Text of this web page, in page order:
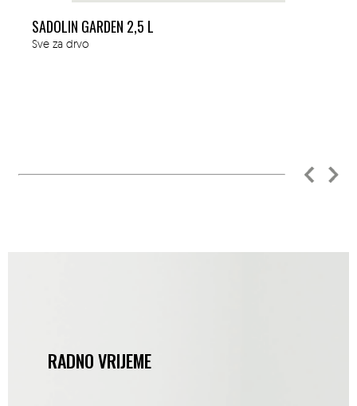
SADOLIN GARDEN 2,5 L
Sve za drvo
RADNO VRIJEME